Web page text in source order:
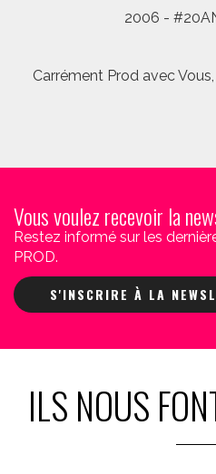
2006 -
Carrément Prod avec
Vous voulez recevoir la
Restez informé sur les
PROD.
S'INSCRIRE À LA
ILS NOUS